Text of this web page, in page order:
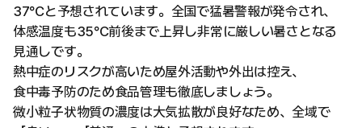
37°Cと予想されています。全国で猛暑警報が発令され、
体感温度も35°C前後まで上昇し非常に厳しい暑さとなる
見通しです。
熱中症のリスクが高いため屋外活動や外出は控え、
食中毒予防のため食品管理も徹底しましょう。
微小粒子状物質の濃度は大気拡散が良好なため、全域で